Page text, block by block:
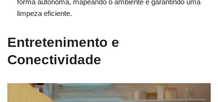
forma autônoma, mapeando o ambiente e garantindo uma
limpeza eficiente.
Entretenimento e
Conectividade